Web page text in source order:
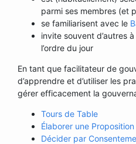
parmi ses membres (et
se familiarisent avec le
invite souvent d’autres
l’ordre du jour
En tant que facilitateur de
d’apprendre et d’utiliser les
gérer efficacement la
Tours de Table
Élaborer une Proposition
Décider par